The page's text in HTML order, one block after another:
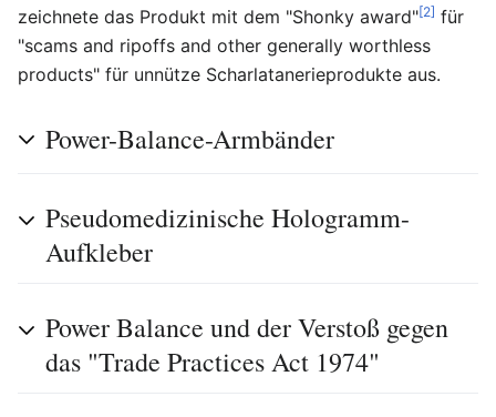
zeichnete das Produkt mit dem "Shonky award"[2] für
"scams and ripoffs and other generally worthless
products" für unnütze Scharlatanerieprodukte aus.
Power-Balance-Armbänder
Pseudomedizinische Hologramm-
Aufkleber
Power Balance und der Verstoß gegen
das "Trade Practices Act 1974"